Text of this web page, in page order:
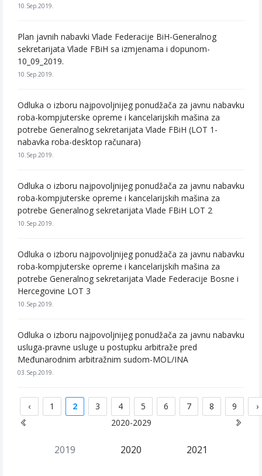
10.Sep.2019.
Plan javnih nabavki Vlade Federacije BiH-Generalnog
sekretarijata Vlade FBiH sa izmjenama i dopunom-
10_09_2019.
10.Sep.2019.
Odluka o izboru najpovoljnijeg ponudžača za javnu nabavku
roba-kompjuterske opreme i kancelarijskih mašina za
potrebe Generalnog sekretarijata Vlade FBiH (LOT 1-
nabavka roba-desktop računara)
10.Sep.2019.
Odluka o izboru najpovoljnijeg ponudžača za javnu nabavku
roba-kompjuterske opreme i kancelarijskih mašina za
potrebe Generalnog sekretarijata Vlade FBiH LOT 2
10.Sep.2019.
Odluka o izboru najpovoljnijeg ponudžača za javnu nabavku
roba-kompjuterske opreme i kancelarijskih mašina za
potrebe Generalnog sekretarijata Vlade Federacije Bosne i
Hercegovine LOT 3
10.Sep.2019.
Odluka o izboru najpovoljnijeg ponudžača za javnu nabavku
usluga-pravne usluge u postupku arbitraže pred
Međunarodnim arbitražnim sudom-MOL/INA
03.Sep.2019.
‹ 1 2 3 4 5 6 7 8 9
›
2020-2029
2019 2020 2021